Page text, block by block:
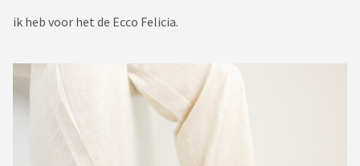
ik heb voor het de Ecco Felicia.